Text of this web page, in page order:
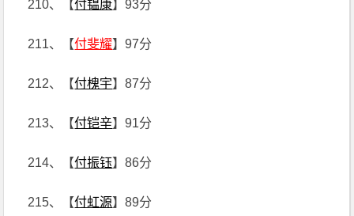
210、【付韫康】93分
211、【付斐耀】97分
212、【付槐宇】87分
213、【付铠辛】91分
214、【付振钰】86分
215、【付虹源】89分